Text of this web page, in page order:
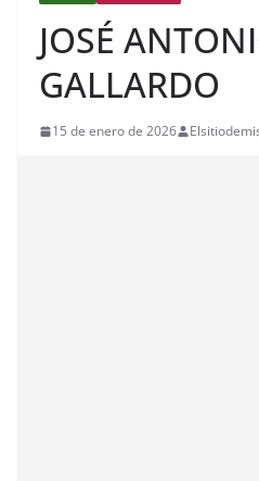
JOSÉ
GALLARDO
15 de enero de 2026